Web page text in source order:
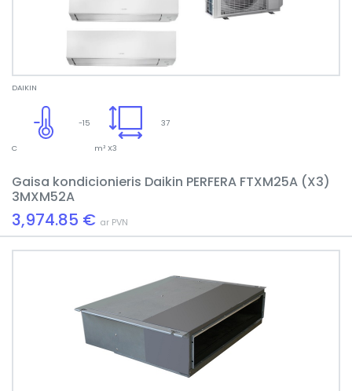
DAIKIN
37
m² X3
-15
C
Gaisa kondicionieris Daikin PERFERA FTXM25A (X3)
3MXM52A
3,974.85 € ar PVN